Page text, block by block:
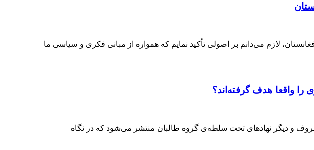
لازم می‌دانم بر اصولی تأکید نمایم که همواره از مبانی فکری و سیاسی ما
واقعا هدف گرفته‌اند؟
و دیگر نهادهای تحت سلطه‌ی گروه طالبان منتشر می‌شود که در نگاه